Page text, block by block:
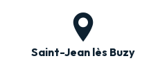
Saint-Jean lès Buzy